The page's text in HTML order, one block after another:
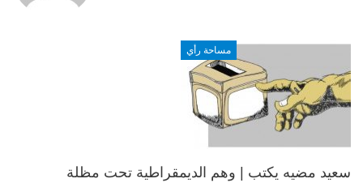
مساحة رأي
سعيد مضيه يكتب | وهم الديمقراطية تحت مظلة